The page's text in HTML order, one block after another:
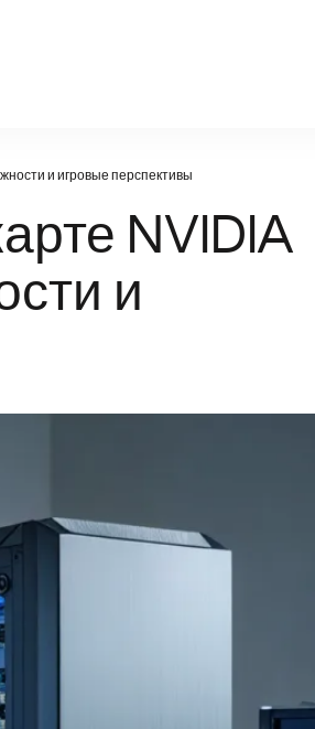
и игровые перспективы
NVIDIA
и